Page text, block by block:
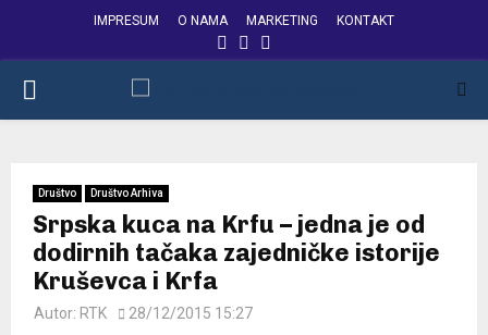
IMPRESUM O NAMA MARKETING KONTAKT
FACEBOOK
INSTAGRAM
PRIMARY
Društvo Društvo Arhiva
Srpska kuca na Krfu – jedna je od
dodirnih tačaka zajedničke istorije
Kruševca i Krfa
Autor: RTK 28/12/2015 15:27